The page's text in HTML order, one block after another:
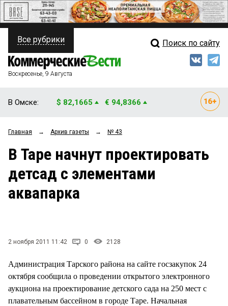
ПОЛИТИКА
ФИНАНСЫ
ОБЩЕСТВО
ЗАКОН
НОВОСТИ КОМПАНИЙ
Свежий выпуск
Рейтинги
Блоги
Все рубрики Поиск по сайту
Воскресенье, 9 Августа
В Омске: $ 82,1665 € 94,8366
Главная → Архив газеты → № 43
В Таре начнут проектировать
детсад с элементами
аквапарка
2 ноября 2011 11:42 0 2128
Администрация Тарского района на сайте госзакупок 24
октября сообщила о проведении открытого электронного
аукциона на проектирование детского сада на 250 мест с
плавательным бассейном в городе Таре. Начальная